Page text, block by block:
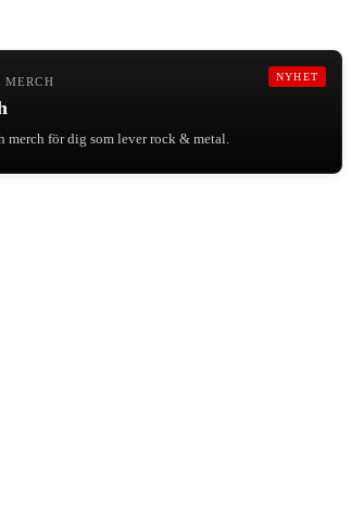
NYHET
merch för dig som lever rock & metal.